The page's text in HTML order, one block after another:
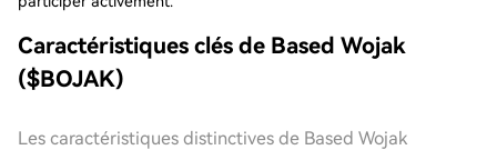
Caractéristiques clés de Based Wojak
($BOJAK)
Les caractéristiques distinctives de Based Wojak